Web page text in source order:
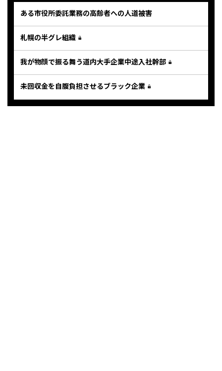
ある市役所委託業務の高齢者への人道被害
札幌の半グレ組織
我が物顔で振る舞う道内大手企業中途入社幹部
未回収金を自腹負担させるブラック企業